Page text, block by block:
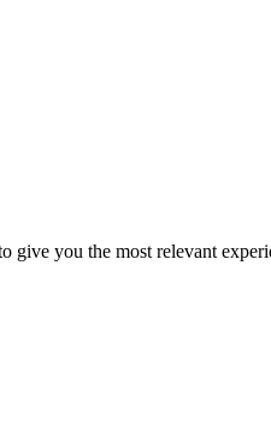
give you the most relevant